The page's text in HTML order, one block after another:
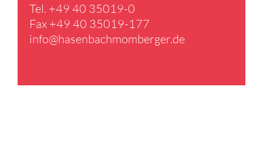
Tel. +49 40 35019-0
Fax +49 40 35019-177
info@​hasenbachmomberger.​de